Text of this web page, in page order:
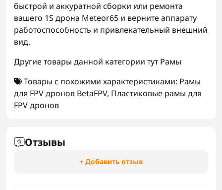
быстрой и аккуратной сборки или ремонта
вашего 1S дрона Meteor65 и верните аппарату
работоспособность и привлекательный внешний
вид.
Другие товары данной категории тутРамы
Товары с похожими характеристиками: Рамы
для FPV дронов BetaFPV, Пластиковые рамы для
FPV дронов
Отзывы
+ Добавить отзыв